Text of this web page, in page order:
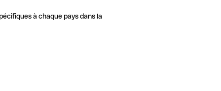
à chaque pays dans la